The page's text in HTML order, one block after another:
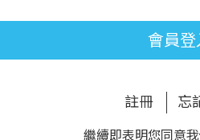
會員登
註冊 忘
繼續即表明您同意